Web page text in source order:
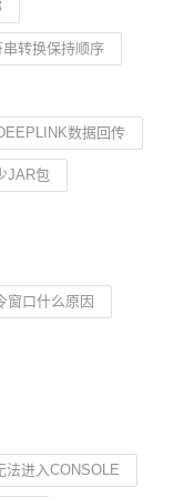
转换保持顺序
数据回传
JAR包
窗口什么原因
法进入CONSOLE